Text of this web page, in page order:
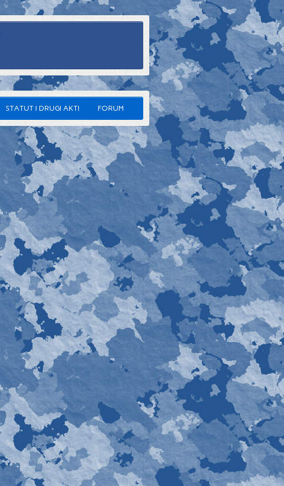
STATUT I DRUGI AKTI FORUM